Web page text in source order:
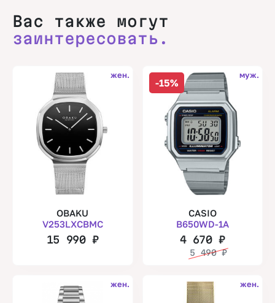
Вас также могут
заинтересовать.
жен.
OBAKU
V253LXCBMC
15 990₽
-15%
муж.
CASIO
B650WD-1A
4 670₽
5 490₽
жен. жен.